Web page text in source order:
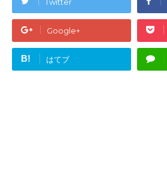
Google+
B! はてブ